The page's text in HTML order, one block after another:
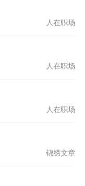
人在职场
人在职场
人在职场
锦绣文章